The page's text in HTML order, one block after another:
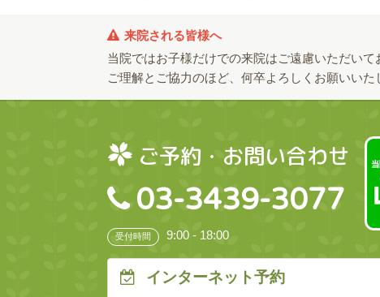
来院される皆様へ
当院ではお子様だけでの来院はご遠慮いただいて
ご理解とご協力のほど、何卒よろしくお願いいた
ご予約・お問い合わせ
03-3439-3077
受付時間 9:00 - 18:00
インターネット予約